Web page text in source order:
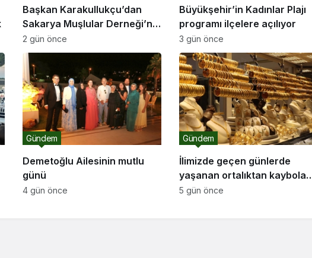
Başkan Karakullukçu’dan
Sakarya Muşlular Derneği’ne
ziyaret
2 gün önce
Büyükşehir’in Kadınlar Plajı
programı ilçelere açılıyor
3 gün önce
Demetoğlu Ailesinin mutlu
günü
Gündem
4 gün önce
İlimizde geçen günlerde
yaşanan ortalıktan kaybolan
kuyumcu olayı ile ilgili olarak
Gündem
5 gün önce